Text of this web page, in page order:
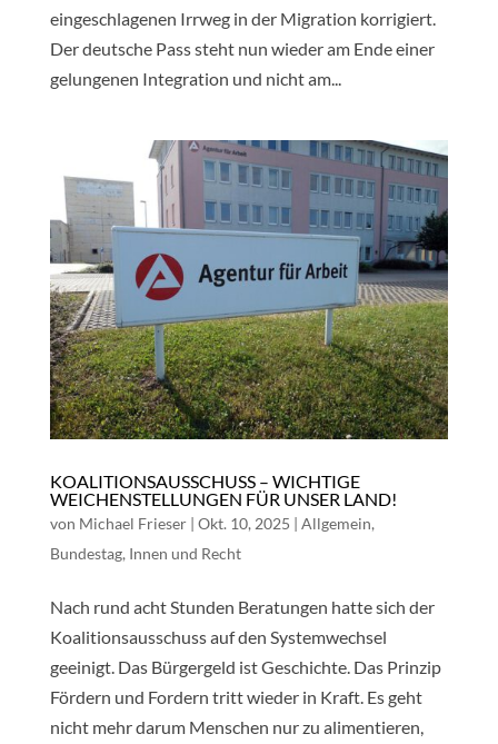
eingeschlagenen Irrweg in der Migration korrigiert.
Der deutsche Pass steht nun wieder am Ende einer
gelungenen Integration und nicht am...
KOALITIONSAUSSCHUSS – WICHTIGE
WEICHENSTELLUNGEN FÜR UNSER LAND!
von Michael Frieser| Okt. 10, 2025 | Allgemein,
Bundestag, Innen und Recht
Nach rund acht Stunden Beratungen hatte sich der
Koalitionsausschuss auf den Systemwechsel
geeinigt. Das Bürgergeld ist Geschichte. Das Prinzip
Fördern und Fordern tritt wieder in Kraft. Es geht
nicht mehr darum Menschen nur zu alimentieren,